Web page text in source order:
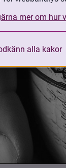
mer om hur
alla kakor